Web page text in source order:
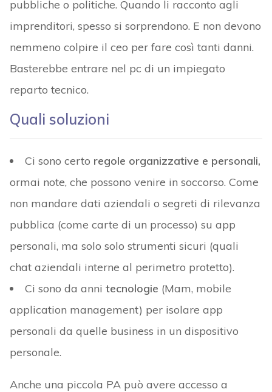
pubbliche o politiche. Quando li racconto agli
imprenditori, spesso si sorprendono. E non devono
nemmeno colpire il ceo per fare così tanti danni.
Basterebbe entrare nel pc di un impiegato
reparto tecnico.
Quali soluzioni
Ci sono certo regole organizzative e personali,
ormai note, che possono venire in soccorso. Come
non mandare dati aziendali o segreti di rilevanza
pubblica (come carte di un processo) su app
personali, ma solo solo strumenti sicuri (quali
chat aziendali interne al perimetro protetto).
Ci sono da anni tecnologie (Mam, mobile
application management) per isolare app
personali da quelle business in un dispositivo
personale.
Anche una piccola PA può avere accesso a